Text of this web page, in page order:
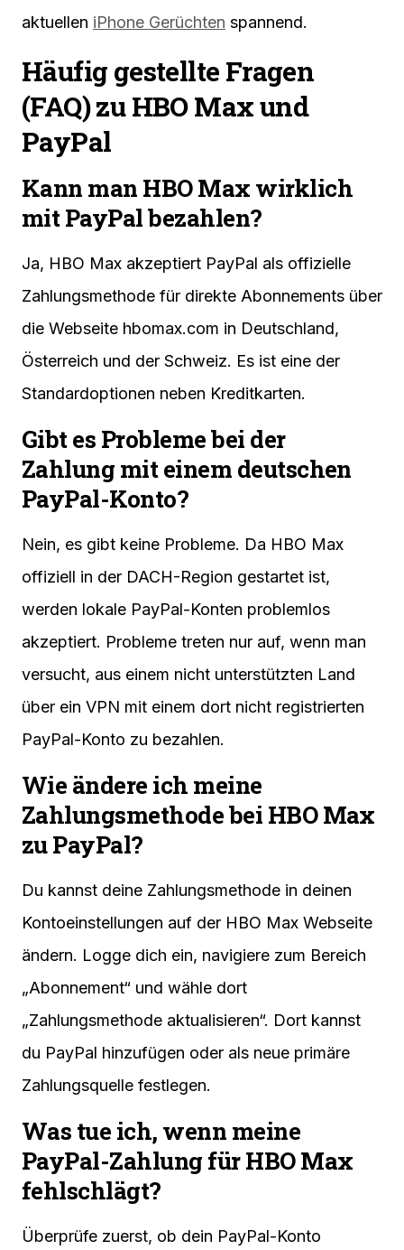
aktuellen iPhone Gerüchten spannend.
Häufig gestellte Fragen
(FAQ) zu HBO Max und
PayPal
Kann man HBO Max wirklich
mit PayPal bezahlen?
Ja, HBO Max akzeptiert PayPal als offizielle
Zahlungsmethode für direkte Abonnements über
die Webseite hbomax.com in Deutschland,
Österreich und der Schweiz. Es ist eine der
Standardoptionen neben Kreditkarten.
Gibt es Probleme bei der
Zahlung mit einem deutschen
PayPal-Konto?
Nein, es gibt keine Probleme. Da HBO Max
offiziell in der DACH-Region gestartet ist,
werden lokale PayPal-Konten problemlos
akzeptiert. Probleme treten nur auf, wenn man
versucht, aus einem nicht unterstützten Land
über ein VPN mit einem dort nicht registrierten
PayPal-Konto zu bezahlen.
Wie ändere ich meine
Zahlungsmethode bei HBO Max
zu PayPal?
Du kannst deine Zahlungsmethode in deinen
Kontoeinstellungen auf der HBO Max Webseite
ändern. Logge dich ein, navigiere zum Bereich
„Abonnement“ und wähle dort
„Zahlungsmethode aktualisieren“. Dort kannst
du PayPal hinzufügen oder als neue primäre
Zahlungsquelle festlegen.
Was tue ich, wenn meine
PayPal-Zahlung für HBO Max
fehlschlägt?
Überprüfe zuerst, ob dein PayPal-Konto